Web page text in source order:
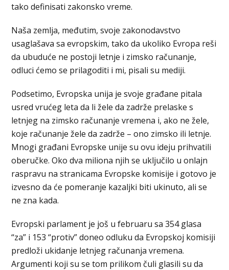
tako definisati zakonsko vreme.
Naša zemlja, međutim, svoje zakonodavstvo
usaglašava sa evropskim, tako da ukoliko Evropa reši
da ubuduće ne postoji letnje i zimsko računanje,
odluci ćemo se prilagoditi i mi, pisali su mediji.
Podsetimo, Evropska unija je svoje građane pitala
usred vrućeg leta da li žele da zadrže prelaske s
letnjeg na zimsko računanje vremena i, ako ne žele,
koje računanje žele da zadrže – ono zimsko ili letnje.
Mnogi građani Evropske unije su ovu ideju prihvatili
oberučke. Oko dva miliona njih se uključilo u onlajn
raspravu na stranicama Evropske komisije i gotovo je
izvesno da će pomeranje kazaljki biti ukinuto, ali se
ne zna kada.
Evropski parlament je još u februaru sa 354 glasa
“za” i 153 “protiv” doneo odluku da Evropskoj komisiji
predloži ukidanje letnjeg računanja vremena.
Argumenti koji su se tom prilikom čuli glasili su da